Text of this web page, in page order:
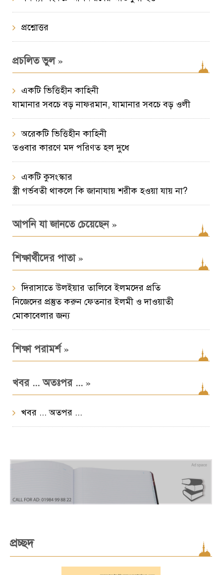
প্রশ্নোত্তর
প্রচলিত ভুল»
একটি ভিত্তিহীন কাহিনী
যামানার সবচে বড় নাফরমান, যামানার সবচে বড় ওলী
অরেকটি ভিত্তিহীন কাহিনী
তওবার কারণে মদ পরিণত হল দুধে
একটি কুসংস্কার
স্ত্রী গর্ভবতী থাকলে কি জানাযায় শরীক হওয়া যায় না?
আপনি যা জানতে চেয়েছেন »
শিক্ষার্থীদের পাতা»
দিরাসাতে উলইয়ার তালিবে ইলমদের প্রতি
নিজেদের প্রস্তুত করুন ফেতনার ইলমী ও দাওয়াতী
মোকাবেলার জন্য
শিক্ষা পরামর্শ»
খবর ... অতঃপর ... »
খবর ... অতপর ...
প্রচ্ছদ